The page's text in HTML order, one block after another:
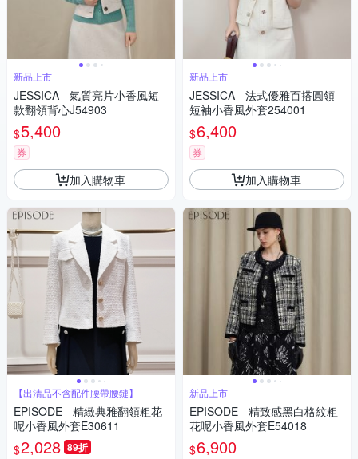
新品上市
JESSICA - 氣質亮片小香風短
款翻領背心J54903
$5,400
券
加入購物車
【出清品不含配件腰帶腰鏈】
EPISODE - 精緻典雅翻領粗花
呢小香風外套E30611
$2,028 89折
新品上市
JESSICA - 法式優雅百搭圓領
短袖小香風外套254001
$6,400
券
加入購物車
新品上市
EPISODE - 精致感黑白格紋粗
花呢小香風外套E54018
$6,900